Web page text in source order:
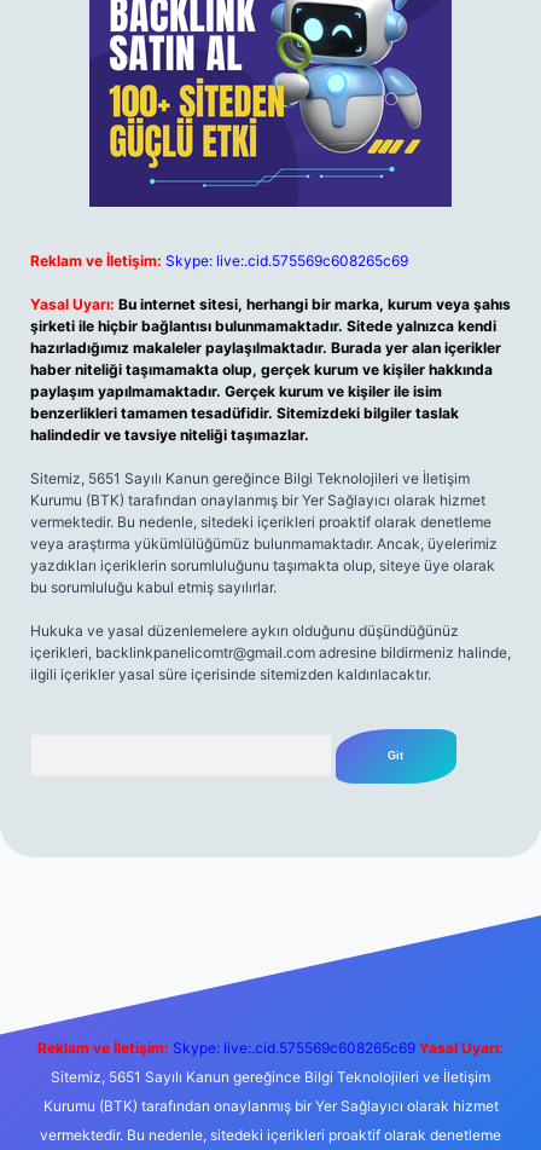
Reklam ve İletişim: Skype: live:.cid.575569c608265c69
Yasal Uyarı: Bu internet sitesi, herhangi bir marka, kurum veya şahıs
şirketi ile hiçbir bağlantısı bulunmamaktadır. Sitede yalnızca kendi
hazırladığımız makaleler paylaşılmaktadır. Burada yer alan içerikler
haber niteliği taşımamakta olup, gerçek kurum ve kişiler hakkında
paylaşım yapılmamaktadır. Gerçek kurum ve kişiler ile isim
benzerlikleri tamamen tesadüfidir. Sitemizdeki bilgiler taslak
halindedir ve tavsiye niteliği taşımazlar.
Sitemiz, 5651 Sayılı Kanun gereğince Bilgi Teknolojileri ve İletişim
Kurumu (BTK) tarafından onaylanmış bir Yer Sağlayıcı olarak hizmet
vermektedir. Bu nedenle, sitedeki içerikleri proaktif olarak denetleme
veya araştırma yükümlülüğümüz bulunmamaktadır. Ancak, üyelerimiz
yazdıkları içeriklerin sorumluluğunu taşımakta olup, siteye üye olarak
bu sorumluluğu kabul etmiş sayılırlar.
Hukuka ve yasal düzenlemelere aykırı olduğunu düşündüğünüz
içerikleri, backlinkpanelicomtr@gmail.com adresine bildirmeniz halinde,
ilgili içerikler yasal süre içerisinde sitemizden kaldırılacaktır.
m elexbet
Reklam ve İletişim: Skype: live:.cid.575569c608265c69 Yasal Uyarı:
Sitemiz, 5651 Sayılı Kanun gereğince Bilgi Teknolojileri ve İletişim
Kurumu (BTK) tarafından onaylanmış bir Yer Sağlayıcı olarak hizmet
vermektedir. Bu nedenle, sitedeki içerikleri proaktif olarak denetleme